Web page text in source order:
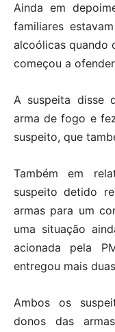
Ainda em
familiares
alcoólicas quando
começou a
A suspeita disse
arma de fogo e
suspeito, que
Também em
suspeito detido
armas para um
uma situação
acionada pela
entregou mais
Ambos os
donos das